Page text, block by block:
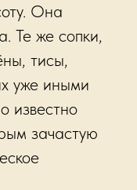
Она
Те же сопки,
тисы,
уже иными
известно
зачастую